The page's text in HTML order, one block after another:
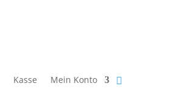
Kasse Mein Konto